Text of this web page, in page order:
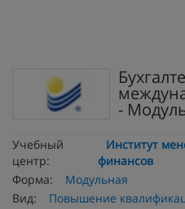
-
Учебный
центр:
Институт
финансов
Форма:
Модульная
Вид:
Повышение